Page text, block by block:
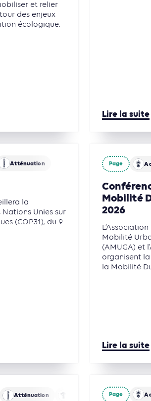
et relier
des enjeux
écologique.
Lire la suite
Atténuation
la
Unies sur
(COP31), du 9
Page
Mobilité
2026
Mobilité
(AMUGA) et
organisent
la Mobilité
Lire la suite
Atténuation Biodiversité Énergies
Page